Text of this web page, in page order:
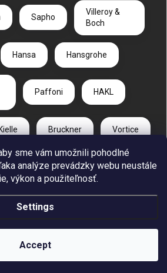
sme vám umožnili pohodlné
analýze prevádzky webu neustále
výkon a použiteľnosť.
Settings
Accept
Sapho
Villeroy &
Boch
Hansa Hansgrohe
Paffoni HAKL
Kielle Bruckner Vortice
Gelco Radaway
CA PLAST
REUT.SK . All rights reserved.
ponuka